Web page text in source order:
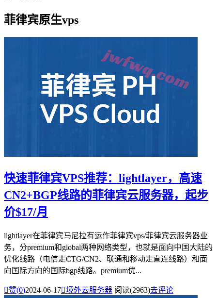
菲律宾原生vps
快速菲律宾VPS推荐：lightlayer，高速
CN2+BGP线路的菲律宾云服务器，起步
价$17/月
lightlayer在菲律宾马尼拉有运作菲律宾vps/菲律宾云服务器业
务，分premium和global两种网络类型，也就是面向中国大陆的
优化线路（电信走CTG/CN2、联通和移动走直连线路）和面
向国际方向的国际bgp线路。premium优...
赞(0)2024-06-17境外云服务器 阅读(2963)去评论